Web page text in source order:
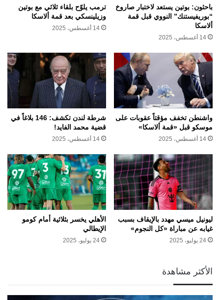
باحثون: بوتين يستعد لاختبار صاروخ
“بوريفيستنك” النووي قبل قمة
ألاسكا
14 أغسطس، 2025
ترمب يلوّح بلقاء ثلاثي مع بوتين
وزيلينسكي بعد قمة ألاسكا
14 أغسطس، 2025
واشنطن تخفف مؤقتاً عقوبات على
موسكو قبل «قمة ألاسكا»
14 أغسطس، 2025
شرطة لندن تكشف: 146 بلاغاً في
قضية محمد الفايد!
14 أغسطس، 2025
ليونيل ميسي مهدد بالإيقاف بسبب
غيابه عن مباراة «كل النجوم»
24 يوليو، 2025
الأهلي يخسر بثلاثية أمام كومو
الإيطالي
24 يوليو، 2025
الأكثر مشاهدة